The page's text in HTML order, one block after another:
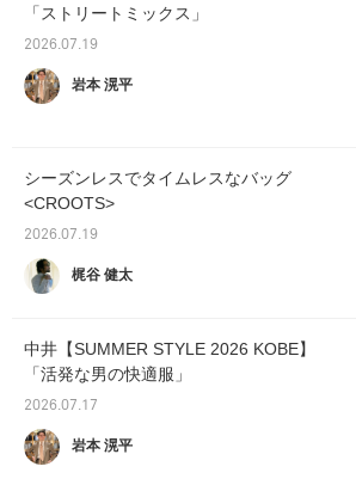
「ストリートミックス」
2026.07.19
岩本 滉平
シーズンレスでタイムレスなバッグ
<CROOTS>
2026.07.19
梶谷 健太
中井【SUMMER STYLE 2026 KOBE】
「活発な男の快適服」
2026.07.17
岩本 滉平